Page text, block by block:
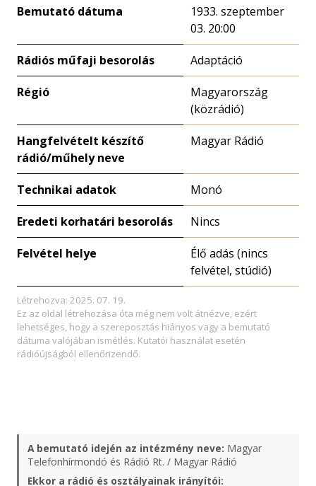
Bemutató dátuma
1933. szeptember
03. 20:00
Rádiós műfaji besorolás Adaptáció
Régió
Magyarország
(közrádió)
Hangfelvételt készítő
rádió/műhely neve
Magyar Rádió
Technikai adatok Monó
Eredeti korhatári besorolás Nincs
Felvétel helye
Élő adás (nincs
felvétel, stúdió)
Létrehozva: 2025. 07. 19.
Ez az oldal létrehozása óta még nem volt átnézve, ezért
lehetséges, hogy a szereposztás hiányos vagy a bemutató
dátuma valójában ismétlés. Kutatói használat esetén
rádióújságból ellenőrizendő.
A bemutató idején az intézmény neve: Magyar
Telefonhírmondó és Rádió Rt. / Magyar Rádió
Ekkor a rádió és osztályainak irányítói: